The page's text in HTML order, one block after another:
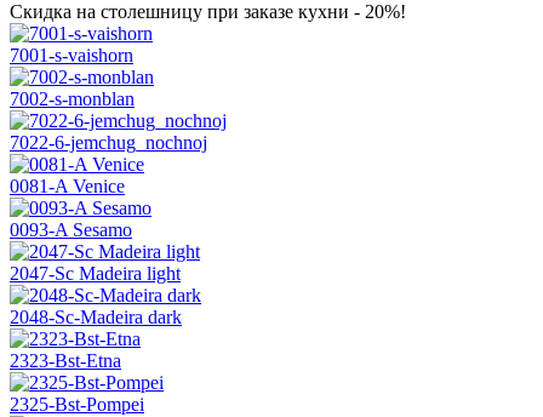
Скидка на столешницу при заказе кухни - 20%!
7001-s-vaishorn
7002-s-monblan
7022-6-jemchug_nochnoj
0081-A Venice
0093-A Sesamo
2047-Sc Madeira light
2048-Sc-Madeira dark
2323-Bst-Etna
2325-Bst-Pompei